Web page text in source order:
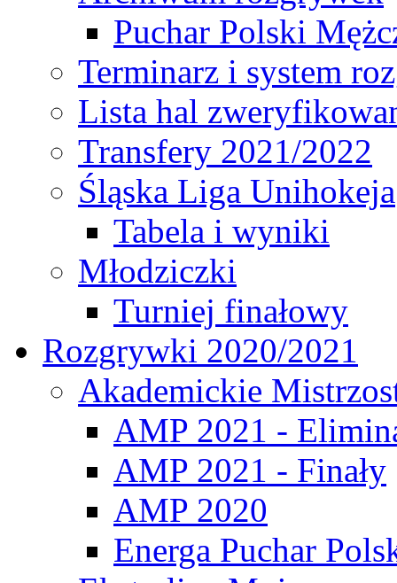
Puchar Polski
Terminarz i system
Lista hal
Transfery 2021/2022
Śląska Liga Unihokeja
Tabela i wyniki
Młodziczki
Turniej finałowy
Rozgrywki 2020/2021
Akademickie
AMP 2021 -
AMP 2021 - Finały
AMP 2020
Energa Puchar